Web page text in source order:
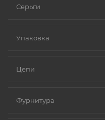
Серьги
Упаковка
Цепи
Фурнитура